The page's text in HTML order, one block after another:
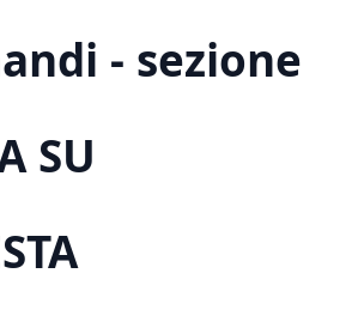
- sezione
SU